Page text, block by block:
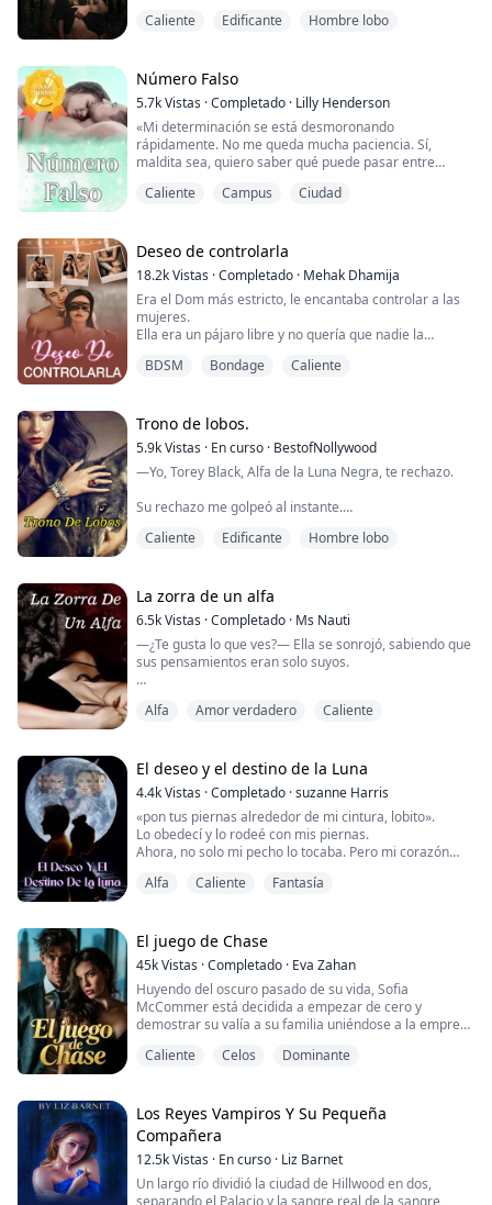
estómago se agitaba, no podía mantenerme firme
Ni siquiera pude consolar a mi loba. Ella
inmediatamente se retiró a lo más ...
Caliente Edificante Hombre lobo
Número Falso
5.7kVistas ·Completado · Lilly Henderson
«Mi determinación se está desmoronando
rápidamente. No me queda mucha paciencia. Sí,
maldita sea, quiero saber qué puede pasar entre
consumidor, un fuego que queme todas las dudas. Pero
enrosquen solo de pensar en él y en mí, no puedo
ignorar el mi...
Caliente Campus Ciudad
Deseo de controlarla
18.2kVistas ·Completado · Mehak Dhamija
Era el Dom más estricto, le encantaba controlar a las
mujeres.
Ella era un pájaro libre y no quería que nadie la
Él buscaba una sumisa desafiante y ella era la pareja
perfecta, pero esta chica no estaba dispuesta a
aceptar su oferta ya que vivía su vida sin reglas ni
BDSM Bondage Caliente
Trono de lobos.
5.9kVistas · En curso · BestofNollywood
—Yo, Torey Black, Alfa de la Luna Negra, te rechazo.
Su rechazo me golpeó al instante.
No podía respirar, incapaz de recuperar el aliento
su coche acelerar por el camino de entrada y alejarse
de mí.
Ni siquiera podía consolar a mi loba, ella se retiró
inmediatamente al fondo de mi mente, prohib...
Caliente Edificante Hombre lobo
La zorra de un alfa
6.5kVistas ·Completado · Ms Nauti
—¿Te gusta lo que ves?— Ella se sonrojó, sabiendo que
sus pensamientos eran solo suyos.
pensamientos nublados por el alcohol.
atractivo en el club por unos segundos, ¡y lo siguiente
que sabe es que será reclamada por él en cinco días!
La traviesa Myra se encuentra con el dominante Rey
Alfa Sloan, y e...
Alfa Amor verdadero Caliente
El deseo y el destino de la Luna
4.4kVistas ·Completado ·suzanne Harris
«pon tus piernas alrededor de mi cintura, lobito».
Lo obedecí y lo rodeé con mis piernas.
Ahora, no solo mi pecho lo tocaba. Pero mi corazón
«Di mi nombre, pequeño lobo»,
pecho.
Cuando sentí que su mano abrazaba mi pecho
redondo, gemí su nombre en voz alta:
Siguió besando...
Alfa Caliente Fantasía
El juego de Chase
45kVistas ·Completado · Eva Zahan
Huyendo del oscuro pasado de su vida, Sofia
McCommer está decidida a empezar de cero y
demostrar su valía a su familia uniéndose a la empresa
el que nadie quería cruzarse. Su corazón muerto solo
está lleno de oscuridad, por lo que no sabe lo que es la
b...
Caliente Celos Dominante
Los Reyes Vampiros Y Su Pequeña
Compañera
12.5kVistas · En curso · Liz Barnet
Un largo río dividió la ciudad de Hillwood en dos,
separando el Palacio y la sangre real de la sangre